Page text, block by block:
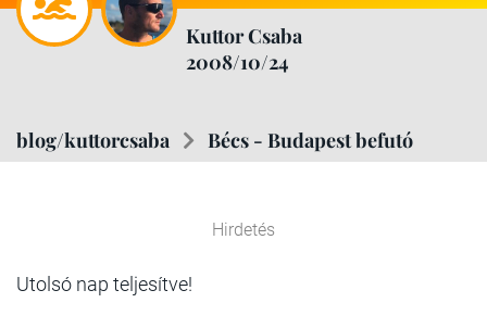
Kuttor Csaba
2008/10/24
blog/kuttorcsaba Bécs - Budapest befutó
Hirdetés
Utolsó nap teljesítve!